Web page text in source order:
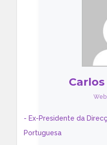
- Ex-Presidente da
Portuguesa